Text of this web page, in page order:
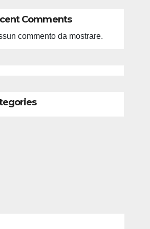
Comments
commento da mostrare.